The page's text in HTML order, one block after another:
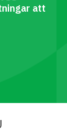
att